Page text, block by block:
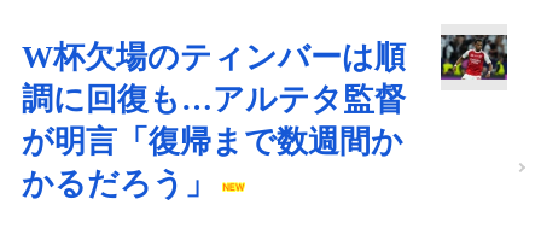
W杯欠場のティンバーは順
調に回復も…アルテタ監督
が明言「復帰まで数週間か
かるだろう」